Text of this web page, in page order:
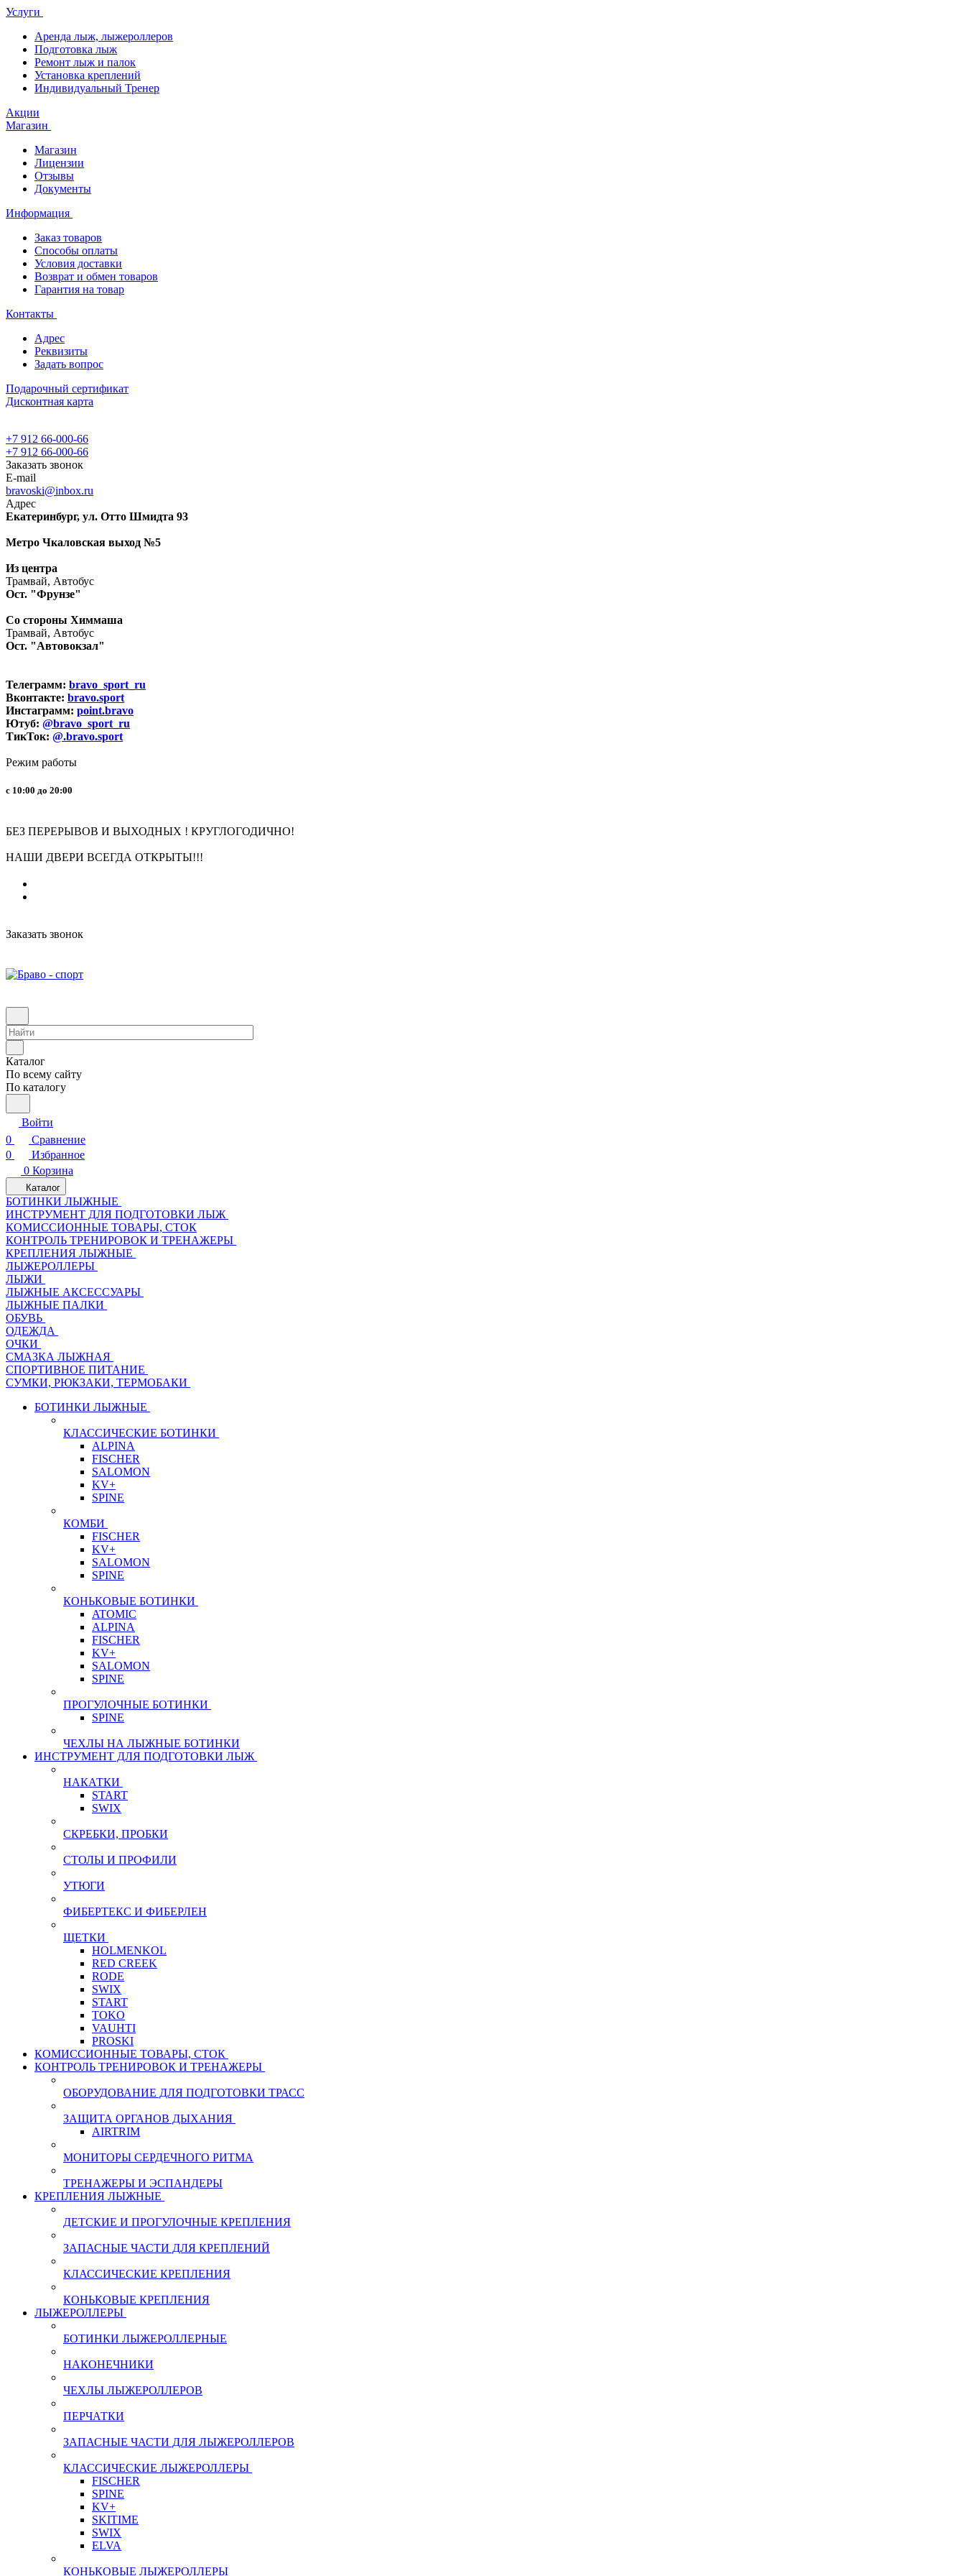
Услуги
Аренда лыж, лыжероллеров
Подготовка лыж
Ремонт лыж и палок
Установка креплений
Индивидуальный Тренер
Акции
Магазин
Магазин
Лицензии
Отзывы
Документы
Информация
Заказ товаров
Способы оплаты
Условия доставки
Возврат и обмен товаров
Гарантия на товар
Контакты
Адрес
Реквизиты
Задать вопрос
Подарочный сертификат
Дисконтная карта
+7 912 66-000-66
+7 912 66-000-66
Заказать звонок
E-mail
bravoski@inbox.ru
Адрес
Екатеринбург, ул. Отто Шмидта 93
Метро Чкаловская выход №5
Из центра
Трамвай, Автобус
Ост. "Фрунзе"
Со стороны Химмаша
Трамвай, Автобус
Ост. "Автовокзал"
Телеграмм: bravo_sport_ru
Вконтакте: bravo.sport
Инстаграмм: point.bravo
Ютуб: @bravo_sport_ru
ТикТок: @.bravo.sport
Режим работы
с 10:00 до 20:00
БЕЗ ПЕРЕРЫВОВ И ВЫХОДНЫХ ! КРУГЛОГОДИЧНО!
НАШИ ДВЕРИ ВСЕГДА ОТКРЫТЫ!!!
Заказать звонок
Каталог
По всему сайту
По каталогу
Войти
0
Сравнение
0
Избранное
0 Корзина
Каталог
БОТИНКИ ЛЫЖНЫЕ
ИНСТРУМЕНТ ДЛЯ ПОДГОТОВКИ ЛЫЖ
КОМИССИОННЫЕ ТОВАРЫ, СТОК
КОНТРОЛЬ ТРЕНИРОВОК И ТРЕНАЖЕРЫ
КРЕПЛЕНИЯ ЛЫЖНЫЕ
ЛЫЖЕРОЛЛЕРЫ
ЛЫЖИ
ЛЫЖНЫЕ АКСЕССУАРЫ
ЛЫЖНЫЕ ПАЛКИ
ОБУВЬ
ОДЕЖДА
ОЧКИ
СМАЗКА ЛЫЖНАЯ
СПОРТИВНОЕ ПИТАНИЕ
СУМКИ, РЮКЗАКИ, ТЕРМОБАКИ
БОТИНКИ ЛЫЖНЫЕ
КЛАССИЧЕСКИЕ БОТИНКИ
ALPINA
FISCHER
SALOMON
KV+
SPINE
КОМБИ
FISCHER
KV+
SALOMON
SPINE
КОНЬКОВЫЕ БОТИНКИ
ATOMIC
ALPINA
FISCHER
KV+
SALOMON
SPINE
ПРОГУЛОЧНЫЕ БОТИНКИ
SPINE
ЧЕХЛЫ НА ЛЫЖНЫЕ БОТИНКИ
ИНСТРУМЕНТ ДЛЯ ПОДГОТОВКИ ЛЫЖ
НАКАТКИ
START
SWIX
СКРЕБКИ, ПРОБКИ
СТОЛЫ И ПРОФИЛИ
УТЮГИ
ФИБЕРТЕКС И ФИБЕРЛЕН
ЩЕТКИ
HOLMENKOL
RED CREEK
RODE
SWIX
START
TOKO
VAUHTI
PROSKI
КОМИССИОННЫЕ ТОВАРЫ, СТОК
КОНТРОЛЬ ТРЕНИРОВОК И ТРЕНАЖЕРЫ
ОБОРУДОВАНИЕ ДЛЯ ПОДГОТОВКИ ТРАСС
ЗАЩИТА ОРГАНОВ ДЫХАНИЯ
AIRTRIM
МОНИТОРЫ СЕРДЕЧНОГО РИТМА
ТРЕНАЖЕРЫ И ЭСПАНДЕРЫ
КРЕПЛЕНИЯ ЛЫЖНЫЕ
ДЕТСКИЕ И ПРОГУЛОЧНЫЕ КРЕПЛЕНИЯ
ЗАПАСНЫЕ ЧАСТИ ДЛЯ КРЕПЛЕНИЙ
КЛАССИЧЕСКИЕ КРЕПЛЕНИЯ
КОНЬКОВЫЕ КРЕПЛЕНИЯ
ЛЫЖЕРОЛЛЕРЫ
БОТИНКИ ЛЫЖЕРОЛЛЕРНЫЕ
НАКОНЕЧНИКИ
ЧЕХЛЫ ЛЫЖЕРОЛЛЕРОВ
ПЕРЧАТКИ
ЗАПАСНЫЕ ЧАСТИ ДЛЯ ЛЫЖЕРОЛЛЕРОВ
КЛАССИЧЕСКИЕ ЛЫЖЕРОЛЛЕРЫ
FISCHER
SPINE
KV+
SKITIME
SWIX
ELVA
КОНЬКОВЫЕ ЛЫЖЕРОЛЛЕРЫ